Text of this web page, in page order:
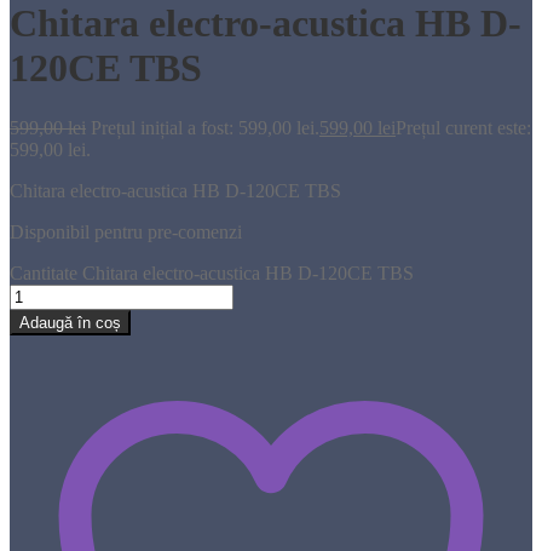
Chitara electro-acustica HB D-
120CE TBS
599,00lei Prețul inițial a fost: 599,00 lei.599,00 leiPrețul curent este:
599,00 lei.
Chitara electro-acustica HB D-120CE TBS
Disponibil pentru pre-comenzi
Cantitate Chitara electro-acustica HB D-120CE TBS
Adaugă în coș